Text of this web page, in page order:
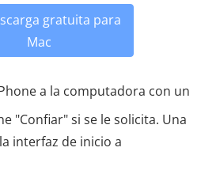
gratuita para
Mac
a la computadora con un
"Confiar" si se le solicita. Una
interfaz de inicio a